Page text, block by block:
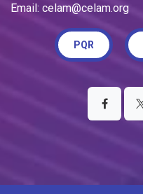
Email: celam@celam.org
PQR